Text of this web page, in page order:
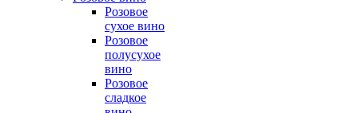
Розовое
сухое вино
Розовое
полусухое
вино
Розовое
сладкое